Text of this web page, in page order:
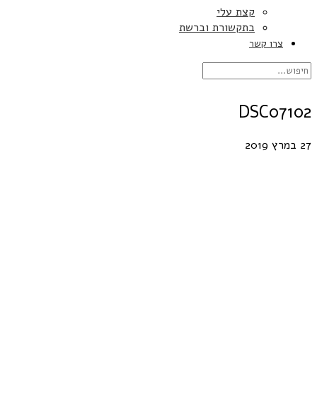
קצת עלי
בתקשורת וברשת
צרו קשר
DSC07102
27 במרץ 2019